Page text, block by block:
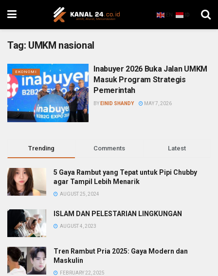
EN ID
Tag: UMKM nasional
EKONOMI
Inabuyer 2026 Buka Jalan UMKM
Masuk Program Strategis
Pemerintah
BY EINID SHANDY MAY 7, 2026
Trending Comments Latest
5 Gaya Rambut yang Tepat untuk Pipi Chubby
agar Tampil Lebih Menarik
AUGUST 25, 2024
ISLAM DAN PELESTARIAN LINGKUNGAN
AUGUST 4, 2023
Tren Rambut Pria 2025: Gaya Modern dan
Maskulin
FEBRUARY 22, 2025